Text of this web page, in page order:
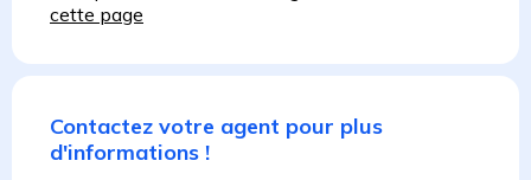
cette page
Contactez votre agent pour plus
d'informations !